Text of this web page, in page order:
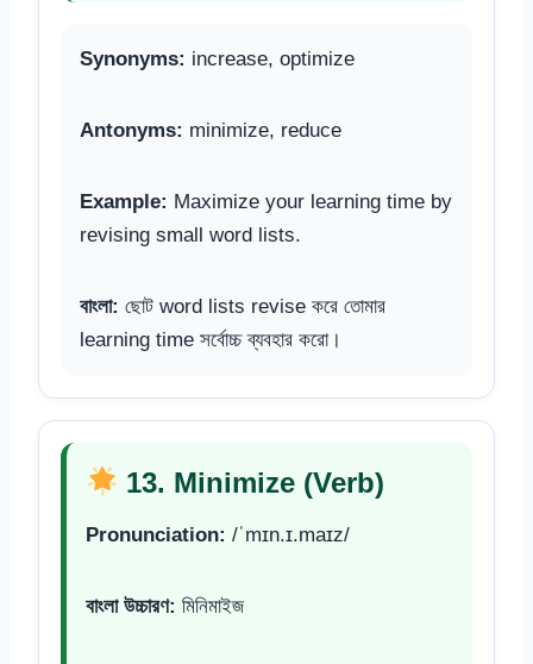
Synonyms: increase, optimize
Antonyms: minimize, reduce
Example: Maximize your learning time by
revising small word lists.
বাংলা: ছোট word lists revise করে তোমার
learning time সর্বোচ্চ ব্যবহার করো।
13. Minimize (Verb)
Pronunciation: /ˈmɪn.ɪ.maɪz/
বাংলা উচ্চারণ: মিনিমাইজ